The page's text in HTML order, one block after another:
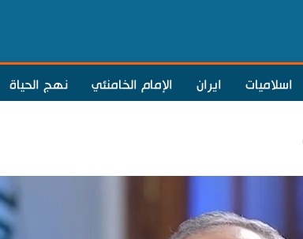
اسلاميات ايران الإمام الخامنئي نهج الحياة